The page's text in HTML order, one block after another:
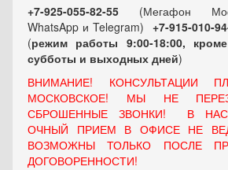
+7-925-055-82-55 (Мегафон
WhatsApp и Telegram) +7-915-010-
(режим работы 9:00-18:00,
субботы и выходных дней)
ВНИМАНИЕ! КОНСУЛЬТАЦИИ
МОСКОВСКОЕ! МЫ НЕ
СБРОШЕННЫЕ ЗВОНКИ! В
ОЧНЫЙ ПРИЕМ В ОФИСЕ НЕ
ВОЗМОЖНЫ ТОЛЬКО ПОСЛЕ
ДОГОВОРЕННОСТИ!